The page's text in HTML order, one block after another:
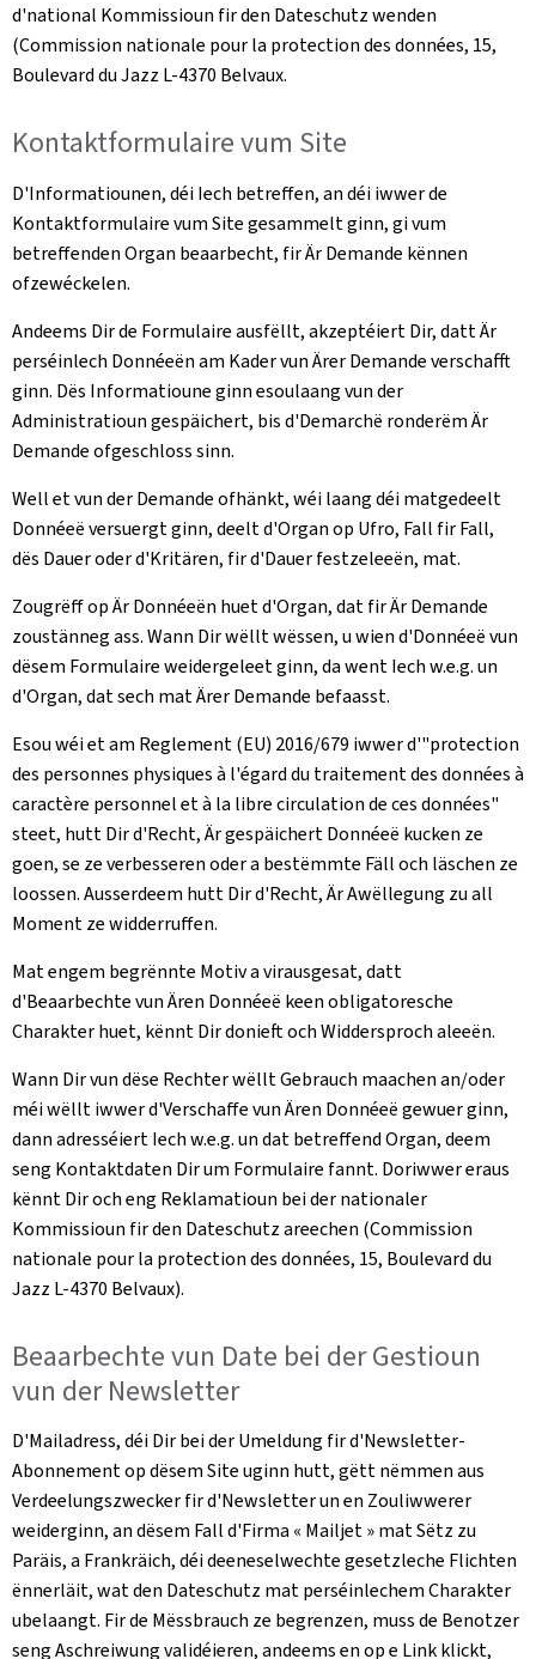
d'national Kommissioun fir den Dateschutz wenden
(Commission nationale pour la protection des données, 15,
Boulevard du Jazz L-4370 Belvaux.
Kontaktformulaire vum Site
D'Informatiounen, déi Iech betreffen, an déi iwwer de
Kontaktformulaire vum Site gesammelt ginn, gi vum
betreffenden Organ beaarbecht, fir Är Demande kënnen
ofzewéckelen.
Andeems Dir de Formulaire ausfëllt, akzeptéiert Dir, datt Är
perséinlech Donnéeën am Kader vun Ärer Demande verschafft
ginn. Dës Informatioune ginn esoulaang vun der
Administratioun gespäichert, bis d'Demarchë ronderëm Är
Demande ofgeschloss sinn.
Well et vun der Demande ofhänkt, wéi laang déi matgedeelt
Donnéeë versuergt ginn, deelt d'Organ op Ufro, Fall fir Fall,
dës Dauer oder d'Kritären, fir d'Dauer festzeleeën, mat.
Zougrëff op Är Donnéeën huet d'Organ, dat fir Är Demande
zoustänneg ass. Wann Dir wëllt wëssen, u wien d'Donnéeë vun
dësem Formulaire weidergeleet ginn, da went Iech w.e.g. un
d'Organ, dat sech mat Ärer Demande befaasst.
Esou wéi et am Reglement (EU) 2016/679 iwwer d'"protection
des personnes physiques à l'égard du traitement des données à
caractère personnel et à la libre circulation de ces données"
steet, hutt Dir d'Recht, Är gespäichert Donnéeë kucken ze
goen, se ze verbesseren oder a bestëmmte Fäll och läschen ze
loossen. Ausserdeem hutt Dir d'Recht, Är Awëllegung zu all
Moment ze widderruffen.
Mat engem begrënnte Motiv a virausgesat, datt
d'Beaarbechte vun Ären Donnéeë keen obligatoresche
Charakter huet, kënnt Dir donieft och Widdersproch aleeën.
Wann Dir vun dëse Rechter wëllt Gebrauch maachen an/oder
méi wëllt iwwer d'Verschaffe vun Ären Donnéeë gewuer ginn,
dann adresséiert Iech w.e.g. un dat betreffend Organ, deem
seng Kontaktdaten Dir um Formulaire fannt. Doriwwer eraus
kënnt Dir och eng Reklamatioun bei der nationaler
Kommissioun fir den Dateschutz areechen (Commission
nationale pour la protection des données, 15, Boulevard du
Jazz L-4370 Belvaux).
Beaarbechte vun Date bei der Gestioun
vun derNewsletter
D'Mailadress, déi Dir bei der Umeldung fir d'Newsletter-
Abonnement op dësem Site uginn hutt, gëtt nëmmen aus
Verdeelungszwecker fir d'Newsletterun en Zouliwwerer
weiderginn, an dësem Fall d'Firma « Mailjet» mat Sëtz zu
Paräis, a Frankräich, déi deeneselwechte gesetzleche Flichten
ënnerläit, wat den Dateschutz mat perséinlechem Charakter
ubelaangt. Fir de Mëssbrauch ze begrenzen, muss de Benotzer
seng Aschreiwung validéieren, andeems en op e Link klickt,